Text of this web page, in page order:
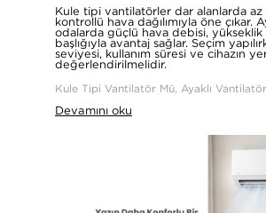
Kule tipi vantilatörler dar alanlarda az
kontrollü hava dağılımıyla öne çıkar.
odalarda güçlü hava debisi,
başlığıyla avantaj sağlar. Seçim
seviyesi, kullanım süresi ve cihazın
değerlendirilmelidir.
Devamını oku